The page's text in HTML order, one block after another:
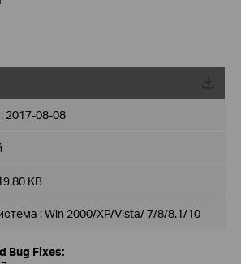
2017-08-08
KB
: Win 2000/XP/Vista/ 7/8/8.1/10
Bug Fixes: